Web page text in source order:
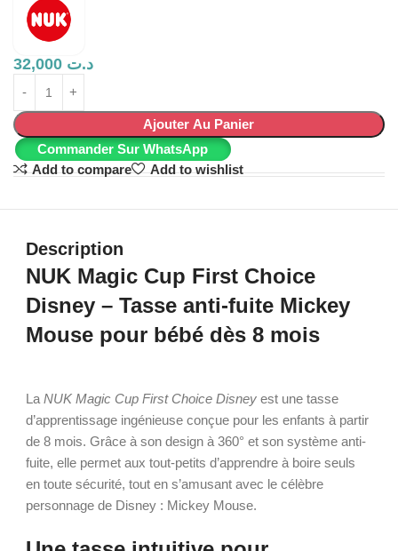
د.ت
Ajouter Au Panier
Commander Sur WhatsApp
Add to compare
Add to wishlist
Description
NUK Magic Cup First Choice
Disney – Tasse anti-fuite Mickey
Mouse pour bébé dès 8 mois
LaNUK Magic Cup First Choice Disney est une tasse
d’apprentissage ingénieuse conçue pour les enfants à partir
de 8 mois. Grâce à son design à 360° et son système anti-
fuite, elle permet aux tout-petits d’apprendre à boire seuls
en toute sécurité, tout en s’amusant avec le célèbre
personnage de Disney : Mickey Mouse.